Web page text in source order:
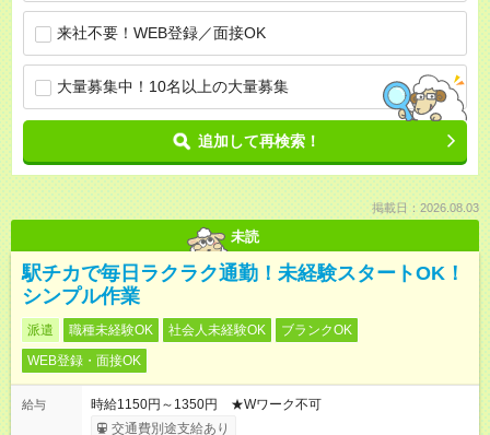
来社不要！WEB登録／面接OK
大量募集中！10名以上の大量募集
追加して再検索！
掲載日：2026.08.03
未読
駅チカで毎日ラクラク通勤！未経験スタートOK！
シンプル作業
派遣 職種未経験OK 社会人未経験OK
ブランクOK
WEB登録・面接OK
給与
時給1150円～1350円 ★Wワーク不可
交通費別途支給あり